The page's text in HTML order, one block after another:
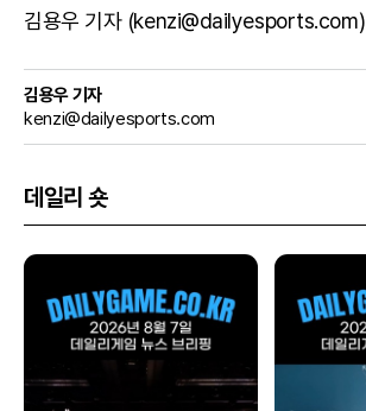
김용우 기자 (kenzi@dailyesports.com)
김용우 기자
kenzi@dailyesports.com
데일리 숏